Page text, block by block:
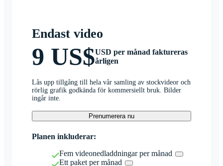
Endast video
9 US$USD per månad faktureras
årligen
Lås upp tillgång till hela vår samling av stockvideor och
rörlig grafik godkända för kommersiellt bruk. Bilder
ingår inte.
Prenumerera nu
Planen inkluderar:
Fem videonedladdningar per månad
Ett paket per månad